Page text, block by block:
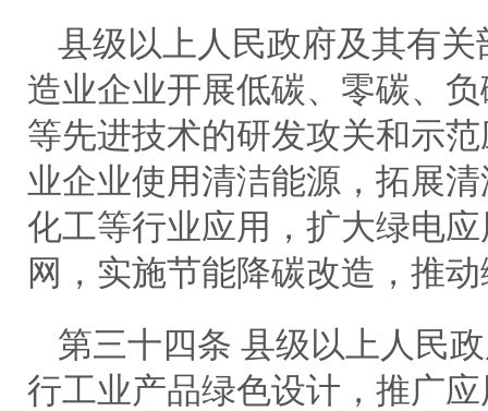
县级以上人民政府及其有
造业企业开展低碳、零碳、
等先进技术的研发攻关和示
业企业使用清洁能源，拓展
化工等行业应用，扩大绿电
网，实施节能降碳改造，推
第三十四条 县级以上人民
行工业产品绿色设计，推广